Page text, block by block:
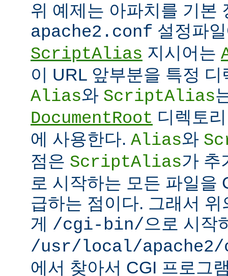
위 예제는 아파치를 기본
apache2.conf 설정파
ScriptAlias 지시어는
이 URL 앞부분을 특정
Alias와 ScriptAlias
DocumentRoot 디렉토
에 사용한다. Alias와
점은 ScriptAlias가 추
로 시작하는 모든 파일을
급하는 점이다. 그래서
게 /cgi-bin/으로 시작
/usr/local/
에서 찾아서 CGI 프로그